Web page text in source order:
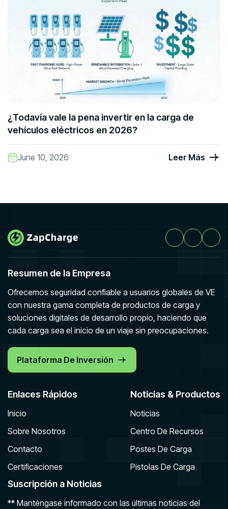
¿Todavía vale la pena invertir en la carga de
vehículos eléctricos en 2026?
June 10, 2026 Leer Más
Resumen de la Empresa
Ofrecemos seguridad confiable a usuarios globales de VE
con nuestra gama completa de productos de carga y
soluciones digitales de desarrollo propio, haciendo que
cada carga sea el inicio de un viaje sin preocupaciones.
Plataforma De Inversión
Enlaces Rápidos
Inicio
Sobre Nosotros
Contacto
Certificaciones
Noticias & Productos
Noticias
Centro De Recursos
Postes De Carga
Pistolas De Carga
Suscripción a Noticias
** Manténgase informado con las últimas noticias del